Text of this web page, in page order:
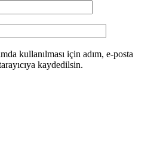
kullanılması için adım, e-posta
kaydedilsin.